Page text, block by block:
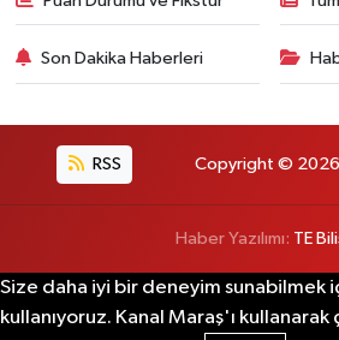
Son Dakika Haberleri
RSS Copyright © 2026.
Haber Yazılımı: TE
Size daha iyi bir deneyim
kullanıyoruz. Kanal Maraş'ı kullanarak